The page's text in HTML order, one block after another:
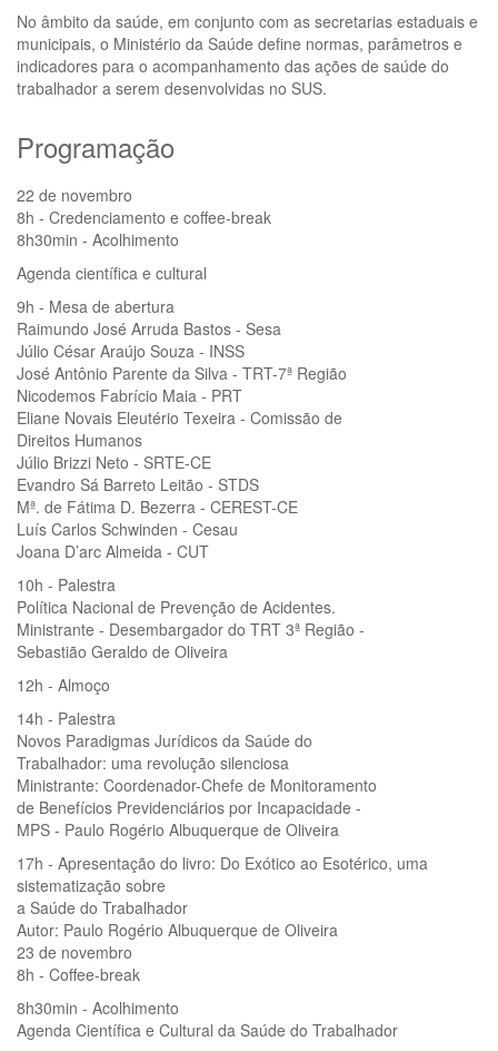
No âmbito da saúde, em conjunto com as secretarias estaduais e
municipais, o Ministério da Saúde define normas, parâmetros e
indicadores para o acompanhamento das ações de saúde do
trabalhador a serem desenvolvidas no SUS.
Programação
22 de novembro
8h - Credenciamento e coffee-break
8h30min - Acolhimento
Agenda científica e cultural
9h - Mesa de abertura
Raimundo José Arruda Bastos - Sesa
Júlio César Araújo Souza - INSS
José Antônio Parente da Silva - TRT-7ª Região
Nicodemos Fabrício Maia - PRT
Eliane Novais Eleutério Texeira - Comissão de
Direitos Humanos
Júlio Brizzi Neto - SRTE-CE
Evandro Sá Barreto Leitão - STDS
Mª. de Fátima D. Bezerra - CEREST-CE
Luís Carlos Schwinden - Cesau
Joana D’arc Almeida - CUT
10h - Palestra
Política Nacional de Prevenção de Acidentes.
Ministrante - Desembargador do TRT 3ª Região -
Sebastião Geraldo de Oliveira
12h - Almoço
14h - Palestra
Novos Paradigmas Jurídicos da Saúde do
Trabalhador: uma revolução silenciosa
Ministrante: Coordenador-Chefe de Monitoramento
de Benefícios Previdenciários por Incapacidade -
MPS - Paulo Rogério Albuquerque de Oliveira
17h - Apresentação do livro: Do Exótico ao Esotérico, uma
sistematização sobre
a Saúde do Trabalhador
Autor: Paulo Rogério Albuquerque de Oliveira
23 de novembro
8h - Coffee-break
8h30min - Acolhimento
Agenda Científica e Cultural da Saúde do Trabalhador